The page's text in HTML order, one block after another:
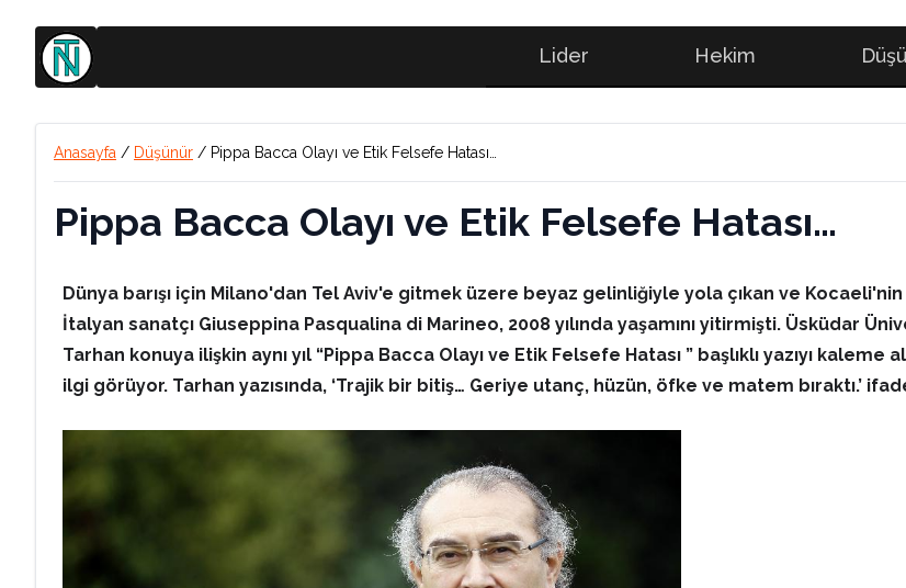
Lider Hekim
Anasayfa / Düşünür / Pippa Bacca Olayı ve Etik Felsefe Hatası…
Pippa Bacca Olayı ve Etik Felsefe Hatası…
Dünya barışı için Milano'dan Tel Aviv'e gitmek üzere beyaz gelinliğiyle yola çıkan ve
İtalyan sanatçı Giuseppina Pasqualina di Marineo, 2008 yılında yaşamını yitirmişti. Üsküdar
Tarhan konuya ilişkin aynı yıl “Pippa Bacca Olayı ve Etik Felsefe Hatası ” başlıklı yazıyı kaleme
ilgi görüyor. Tarhan yazısında, ‘Trajik bir bitiş… Geriye utanç, hüzün, öfke ve matem bıraktı.’